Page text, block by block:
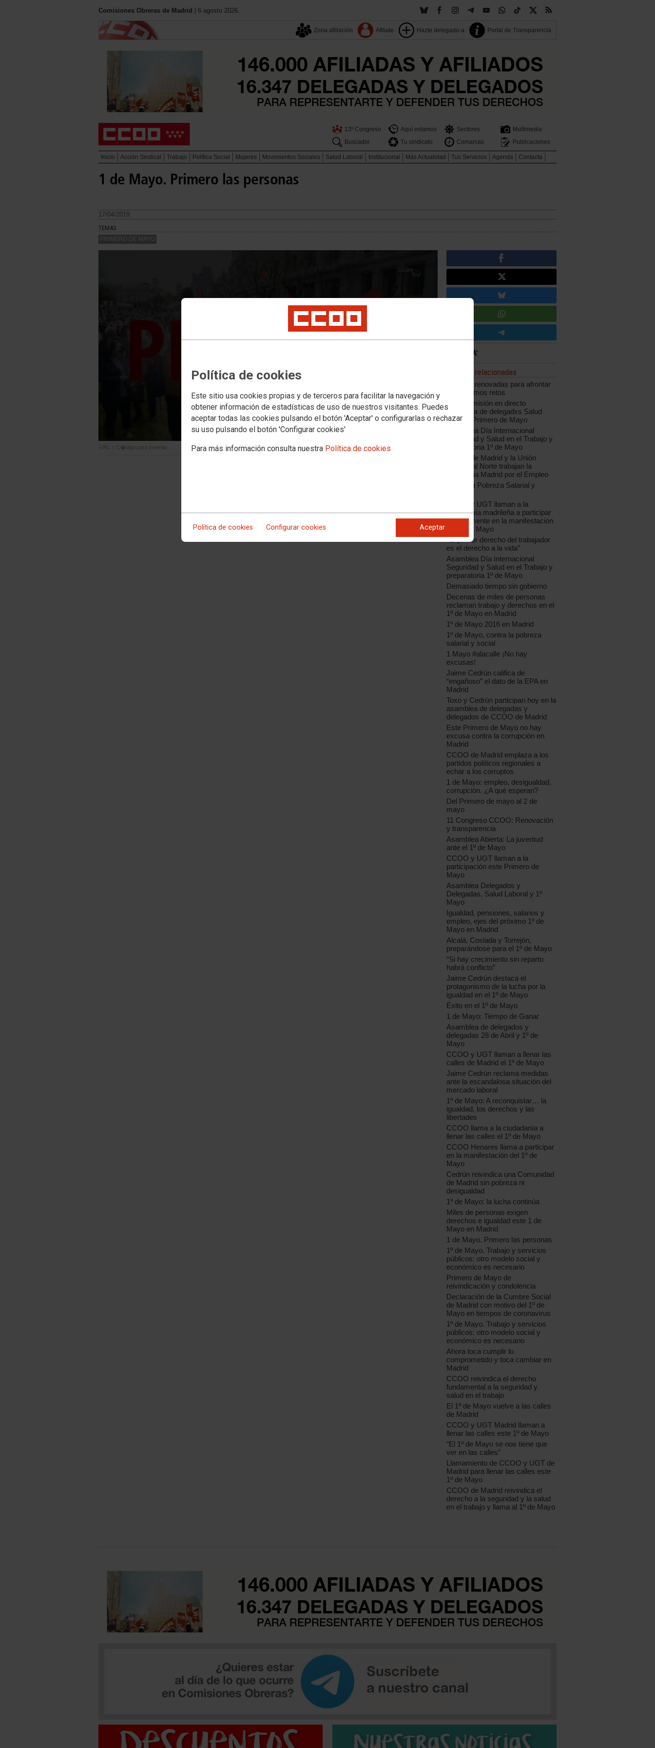
Política de cookies
Este sitio usa cookies propias y de terceros para facilitar la navegación y
obtener información de estadísticas de uso de nuestros visitantes. Puedes
aceptar todas las cookies pulsando el botón 'Aceptar' o configurarlas o rechazar
su uso pulsando el botón 'Configurar cookies'
Para más información consulta nuestra Política de cookies
Política de cookies Configurar cookies Aceptar
Comisiones Obreras de Madrid | 6 agosto 2026.
Zona afiliación Afiliate Hazte delegado-a Portal de Transparencia
13º Congreso Aquí estamos Sectores
Multimedia
Buscador
Tu sindicato Comarcas Publicaciones
Inicio Acción Sindical Trabajo Política Social Mujeres Movimientos Sociales Salud Laboral Institucional Más Actualidad Tus Servicios Agenda Contacta
1 de Mayo. Primero las personas
17/04/2019.
TEMAS
PRIMERO DE MAYO
URL C�digo para insertar
Noticias relacionadas
Fuerzas renovadas para afrontar
los próximos retos
Retransmisión en directo
asamblea de delegadxs Salud
Laboral-Primero de Mayo
Asamblea Día Internacional
Seguridad y Salud en el Trabajo y
preparatoria 1º de Mayo
CCOO de Madrid y la Unión
Comarcal Norte trabajan la
Estrategia Madrid por el Empleo
Contra la Pobreza Salarial y
CCOO y UGT llaman a la
ciudadanía madrileña a participar
masivamente en la manifestación
del 1º de Mayo
“El primer derecho del trabajador
es el derecho a la vida”
Asamblea Día Internacional
Seguridad y Salud en el Trabajo y
preparatoria 1º de Mayo
Demasiado tiempo sin gobierno
Decenas de miles de personas
reclaman trabajo y derechos en el
1º de Mayo en Madrid
1º de Mayo 2016 en Madrid
1º de Mayo, contra la pobreza
salarial y social
1 Mayo #alacalle ¡No hay
excusas!
Jaime Cedrún califica de
“engañoso” el dato de la EPA en
Madrid
Toxo y Cedrún participan hoy en la
asamblea de delegadas y
delegados de CCOO de Madrid
Este Primero de Mayo no hay
excusa contra la corrupción en
Madrid
CCOO de Madrid emplaza a los
partidos políticos regionales a
echar a los corruptos
1 de Mayo: empleo, desigualdad,
corrupción. ¿A qué esperan?
Del Primero de mayo al 2 de
mayo
11 Congreso CCOO: Renovación
y transparencia
Asamblea Abierta: La juventud
ante el 1º de Mayo
CCOO y UGT llaman a la
participación este Primero de
Mayo
Asamblea Delegados y
Delegadas, Salud Laboral y 1º
Mayo
Igualdad, pensiones, salarios y
empleo, ejes del próximo 1º de
Mayo en Madrid
Alcalá, Coslada y Torrejón,
preparándose para el 1º de Mayo
“Si hay crecimiento sin reparto
habrá conflicto”
Jaime Cedrún destaca el
protagonismo de la lucha por la
igualdad en el 1º de Mayo
Éxito en el 1º de Mayo
1 de Mayo: Tiempo de Ganar
Asamblea de delegados y
delegadas 28 de Abril y 1º de
Mayo
CCOO y UGT llaman a llenar las
calles de Madrid el 1º de Mayo
Jaime Cedrún reclama medidas
ante la escandalosa situación del
mercado laboral
1º de Mayo: A reconquistar… la
igualdad, los derechos y las
libertades
CCOO llama a la ciudadanía a
llenar las calles el 1º de Mayo
CCOO Henares llama a participar
en la manifestación del 1º de
Mayo
Cedrún reivindica una Comunidad
de Madrid sin pobreza ni
desigualdad
1º de Mayo: la lucha continúa
Miles de personas exigen
derechos e igualdad este 1 de
Mayo en Madrid
1 de Mayo. Primero las personas
1º de Mayo. Trabajo y servicios
públicos: otro modelo social y
económico es necesario
Primero de Mayo de
reivindicación y condolencia
Declaración de la Cumbre Social
de Madrid con motivo del 1º de
Mayo en tiempos de coronavirus
1º de Mayo. Trabajo y servicios
públicos: otro modelo social y
económico es necesario
Ahora toca cumplir lo
comprometido y toca cambiar en
Madrid
CCOO reivindica el derecho
fundamental a la seguridad y
salud en el trabajo
El 1º de Mayo vuelve a las calles
de Madrid
CCOO y UGT Madrid llaman a
llenar las calles este 1º de Mayo
“El 1º de Mayo se nos tiene que
ver en las calles”
Llamamiento de CCOO y UGT de
Madrid para llenar las calles este
1º de Mayo
CCOO de Madrid reivindica el
derecho a la seguridad y la salud
en el trabajo y llama al 1º de Mayo